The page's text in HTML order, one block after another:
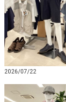
2026/07/22